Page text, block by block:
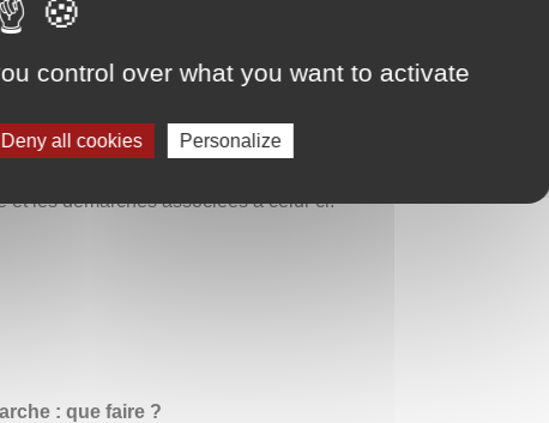
control over what you want to activate
Deny all cookies Personalize
de votre mot de passe (voir ci-dessus). Pensez
assurer que celle-ci ne contient aucune erreur.
vos informations personnelles. C’est également ici que
et les démarches associées à celui-ci.
: que faire ?